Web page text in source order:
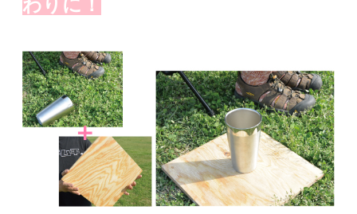
わりに！